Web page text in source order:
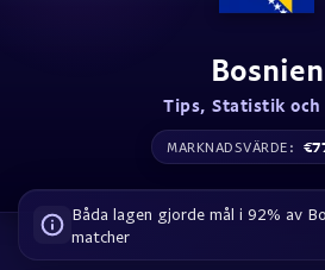
Bosnien
Tips, Statistik och
MARKNADSVÄRDE:
Båda lagen gjorde mål i 92% av
matcher